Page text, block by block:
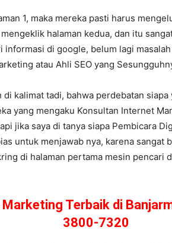
1, maka mereka pasti harus
halaman kedua, dan itu
informasi di google, belum lagi
atau Ahli SEO yang
kalimat tadi, bahwa perdebatan
yang mengaku Konsultan Internet
jika saya di tanya siapa Pembicara
untuk menjawab nya, karena sangat
di halaman pertama mesin pencari
Terbaik di
3800-7320